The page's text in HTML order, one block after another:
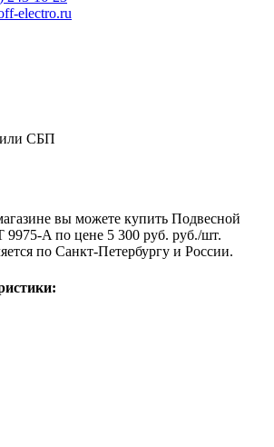
electro.ru
или СБП
вы можете купить Подвесной
9975-A по цене 5 300 руб. руб./шт.
по Санкт-Петербургу и России.